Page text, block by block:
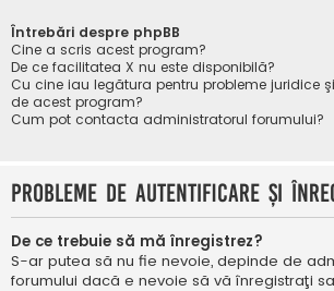
Întrebări despre phpBB
Cine a scris acest program?
De ce facilitatea X nu este disponibilă?
Cu cine iau legătura pentru probleme juridice
de acest program?
Cum pot contacta administratorul forumului?
Probleme de autentificare şi
De ce trebuie să mă înregistrez?
S-ar putea să nu fie nevoie, depinde de
forumului dacă e nevoie să vă înregistraţi